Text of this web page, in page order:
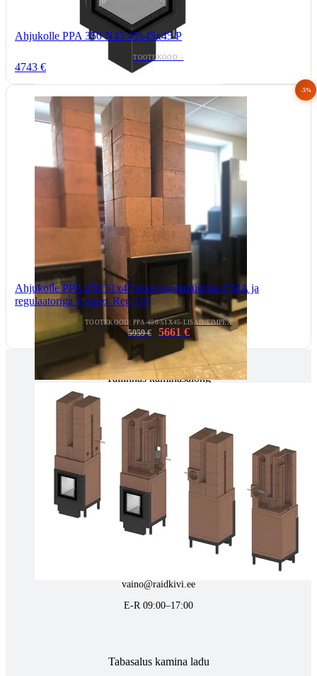
Ahjukolle PPA 350 N45 45x45x45 P
TOOTEKOOD: -
4743 €
-5%
Ahjukolle PPA 450 51x45 koos soojamüüriga CMA ja
regulaatoriga Timpex Reg 110
TOOTEKOOD: PPA-450-51X45-LISAD-TIMPEX
5959 € 5661 €
Tallinnas kaminasalong
Pärnu mnt. 139E/2, 11317, Tallinn
(+372) 677 6977
kaminakoda@kaminakoda.ee
E-R 10:00-18:30
Tartus kivi töötlemine
Tähe 127E, Tartu
vaino@raidkivi.ee
E-R 09:00–17:00
Tabasalus kamina ladu